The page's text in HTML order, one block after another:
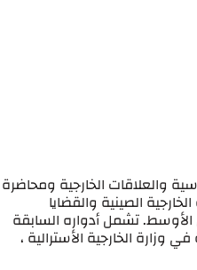
والعلاقات الخارجية ومحاضرة
الصينية والقضايا
تشمل أدواره السابقة
الخارجية الأسترالية ،